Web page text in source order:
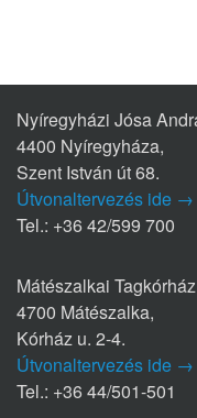
Nyíregyházi Jósa
4400 Nyíregyháza,
Szent István út 68.
Útvonaltervezés ide →
Tel.: +36 42/599 700
Mátészalkai
4700 Mátészalka,
Kórház u. 2-4.
Útvonaltervezés ide →
Tel.: +36 44/501-501